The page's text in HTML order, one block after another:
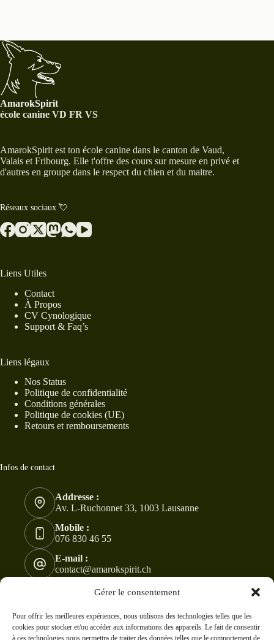
Gérer le consentement
Pour offrir les meilleures expériences, nous utilisons des technologies telles que les
cookies pour stocker et/ou accéder aux informations des appareils. Le fait de consentir
à ces technologies nous permettra de traiter des données telles que le comportement de
o
è
n
e
n
t
AmarokSpirit
école canine VD FR VS
AmarokSpirit est ton école canine dans le canton de Vaud,
Valais et Fribourg. Elle t'offre des cours sur mesure en privé et
d'autres en groupe dans le respect du chien et du maitre.
Réseaux sociaux 💘
Liens Utiles
Contact
À Propos
CV Cynologique
Support & Faq’s
Liens légaux
Nos Status
Politique de confidentialité
Conditions générales
Politique de cookies (UE)
Retours et remboursements
Infos de contact
Addresse :
Av. L-Ruchonnet 33, 1003 Lausanne
Mobile :
076 830 46 55
E-mail :
contact@amarokspirit.ch
Copyright © 2024 -2026 - Tous droits réservés à
AmarokSpirit. Modifications et ventes sont interdites !